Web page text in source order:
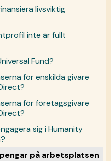
livsviktig
inte är fullt
Fund?
för enskilda givare
för företagsgivare
sig i Humanity
på arbetsplatsen